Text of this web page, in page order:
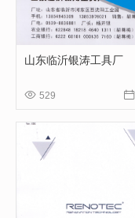
山东临沂银涛工具厂
 529 